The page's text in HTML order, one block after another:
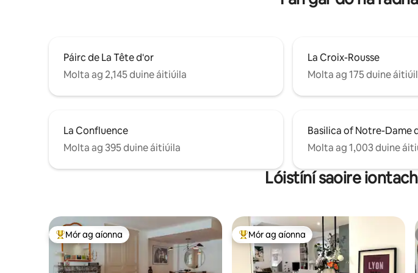
Páirc de La Tête d'or
Molta ag 2,145 duine áitiúila
La Croix-Rousse
Molta ag 175 duine
La Confluence
Molta ag 395 duine áitiúila
Basilica of Notre-Dame
Molta ag 1,003 duine
Lóistíní saoire
An-mhór ag aíonna
Mór ag aíonna An-mhór ag aíonna
Mór ag aíonna